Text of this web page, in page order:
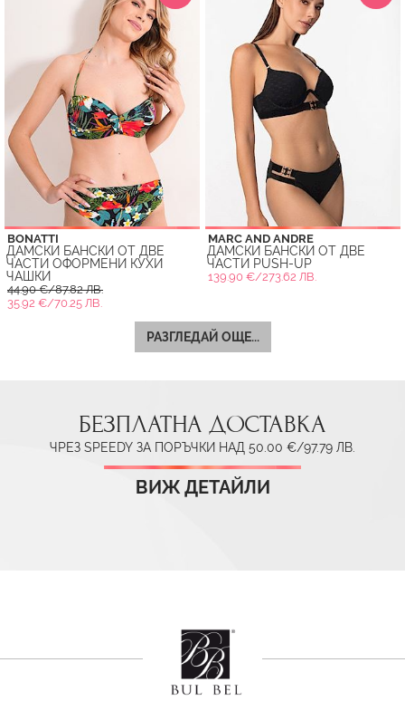
BONATTI
ДАМСКИ БАНСКИ ОТ ДВЕ
ЧАСТИ ОФОРМЕНИ КУХИ
ЧАШКИ
44.90 €/87.82 ЛВ.
35.92 €/70.25 ЛВ.
MARC AND ANDRE
ДАМСКИ БАНСКИ ОТ ДВЕ
ЧАСТИ PUSH-UP
139.90 €/273.62 ЛВ.
РАЗГЛЕДАЙ ОЩЕ...
БЕЗПЛАТНА ДОСТАВКА
ЧРЕЗ SPEEDY ЗА ПОРЪЧКИ НАД 50.00 €/97.79 ЛВ.
ВИЖ ДЕТАЙЛИ